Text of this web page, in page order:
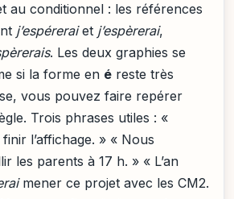
au conditionnel : les références
j’espéreraiet j’espèrerai,
. Les deux graphies se
si la forme en é reste très
vous pouvez faire repérer
Trois phrases utiles : «
finir l’affichage. » « Nous
les parents à 17 h. » « L’an
mener ce projet avec les CM2.